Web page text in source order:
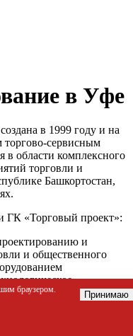
в Уфе
в 1999 году и на
торгово-сервисным
области комплексного
торговли и
Башкортостан,
ГК «Торговый проект»:
и
и общественного
и т.д.);
и внедрения
браузером.
Принимаю